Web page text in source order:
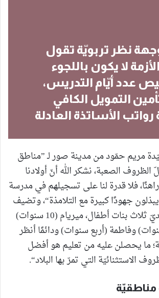
نظر تربويّة تقول
لا يكون باللجوء
عدد أيّام التدريس،
التمويل الكافي
الأساتذة العادلة
مريم حمّود من مدينة صور لـ ”مناطق
الصعبة، نشكر الله أنّ أولادنا
فلا قدرة لنا على تسجيلهم في مدرسة
جهودًا كبيرة مع التلامذة“، وتضيف
لـ ”مناطق نت“: ”لديّ ثلاث بنات أطفال، ميريام (10 سنوات)
وفاطمة (أربع سنوات) ودائمًا أنظر
ما يحصلن عليه من تعليم هو أفضل
الاستثنائيّة التي تمرّ بها البلاد“.
مناطقيّة